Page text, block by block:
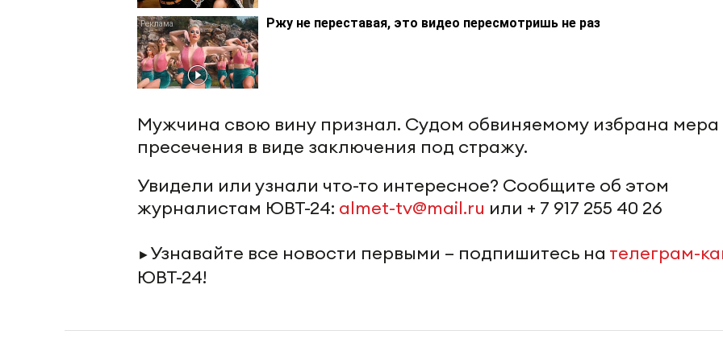
Ржу не переставая, это видео пересмотришь не раз
Мужчина свою вину признал. Судом обвиняемому избрана мера
пресечения в виде заключения под стражу.
Увидели или узнали что-то интересное? Сообщите об этом
журналистам ЮВТ-24: almet-tv@mail.ru или + 7 917 255 40 26
► Узнавайте все новости первыми – подпишитесь на телеграм-
ЮВТ-24!